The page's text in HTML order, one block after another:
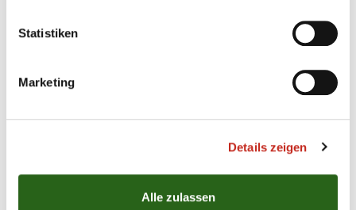
Statistiken
Marketing
Details zeigen
Alle zulassen
Erstes Camp der Handballschule in
Nachwuchsarbeit stets eine sehr hohe Priorität.
Dass mit Chrischa Hannawald ein hervorragender
Partner für Jugendförderung gefunden wurde,